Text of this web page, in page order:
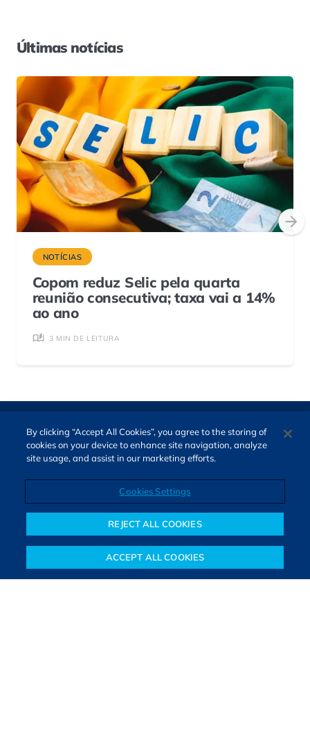
Notícias Colunistas Objetivos financeiros Investimentos Mais
Últimas notícias
NOTÍCIAS
Copom reduz Selic pela quarta
reunião consecutiva; taxa vai a 14%
ao ano
3 MIN DE LEITURA
O Bora Investir, site de notícias e educação financeira da B3,
oferece notícias e conteúdos especializados sobre o mercado
composta por especialistas, o site proporciona aprendizado
sólido e confiável, além de artigos de parceiros que ampliam
By clicking “Accept All Cookies”, you agree to the storing of
cookies on your device to enhance site navigation, analyze
site usage, and assist in our marketing efforts.
Cookies Settings
REJECT ALL COOKIES
ACCEPT ALL COOKIES